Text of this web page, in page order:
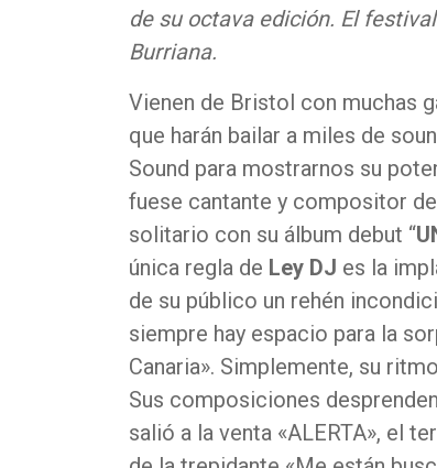
de su octava edición. El
Burriana.
Vienen de Bristol con muchas
que harán bailar a miles de
Sound para mostrarnos su
fuese cantante y compositor
solitario con su álbum debut “
única regla de Ley DJ es la
de su público un rehén
siempre hay espacio para la
Canaria». Simplemente, su
Sus composiciones
salió a la venta «ALERTA», el